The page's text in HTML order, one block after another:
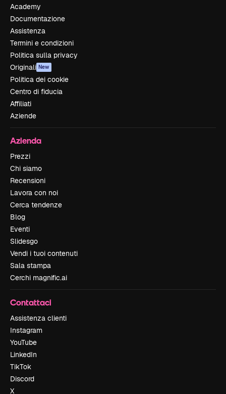
Academy
Documentazione
Assistenza
Termini e condizioni
Politica sulla privacy
Originali New
Politica dei cookie
Centro di fiducia
Affiliati
Aziende
Azienda
Prezzi
Chi siamo
Recensioni
Lavora con noi
Cerca tendenze
Blog
Eventi
Slidesgo
Vendi i tuoi contenuti
Sala stampa
Cerchi magnific.ai
Contattaci
Assistenza clienti
Instagram
YouTube
LinkedIn
TikTok
Discord
X